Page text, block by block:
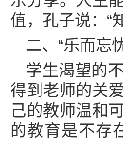
值，孔子说：“
二、“乐而忘
学生渴望的
得到老师的关
己的教师温和
的教育是不存